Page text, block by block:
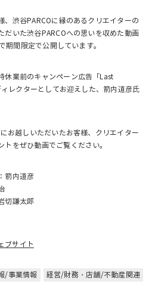
、渋谷PARCOに縁のあるクリエイターの
だいた渋谷PARCOへの思いを収めた動画
間限定で公開しています。
休業前のキャンペーン広告「Last
レクターとしてお迎えした、箭内道彦氏
お越しいただいたお客様、クリエイター
をぜひ動画でご覧ください。
箭内道彦
切謙太郎
ブサイト
/事業情報 経営/財務・店舗/不動産関連